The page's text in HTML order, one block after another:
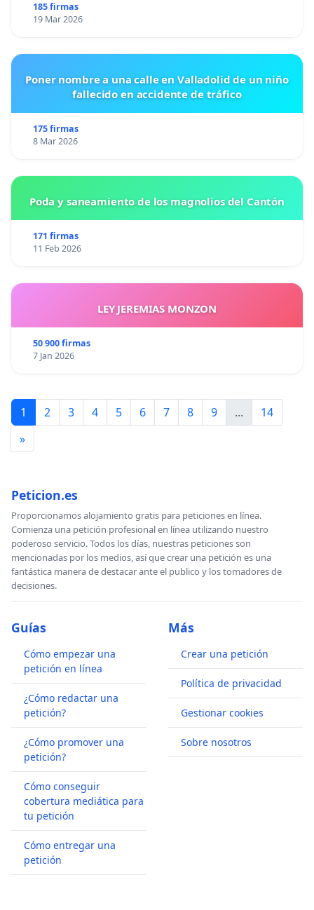
185 firmas
19 Mar 2026
Poner nombre a una calle en Valladolid de un niño
fallecido en accidente de tráfico
175 firmas
8 Mar 2026
Poda y saneamiento de los magnolios del Cantón
171 firmas
11 Feb 2026
LEY JEREMIAS MONZON
50 900 firmas
7 Jan 2026
1 2 3 4 5 6 7 8 9 ...
14
»
Peticion.es
Proporcionamos alojamiento gratis para peticiones en línea.
Comienza una petición profesional en línea utilizando nuestro
poderoso servicio. Todos los días, nuestras peticiones son
mencionadas por los medios, así que crear una petición es una
fantástica manera de destacar ante el publico y los tomadores de
decisiones.
Guías
Cómo empezar una
petición en línea
¿Cómo redactar una
petición?
¿Cómo promover una
petición?
Cómo conseguir
cobertura mediática para
tu petición
Cómo entregar una
petición
Más
Crear una petición
Política de privacidad
Gestionar cookies
Sobre nosotros